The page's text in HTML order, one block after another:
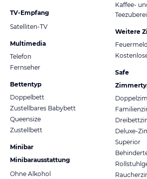
TV-Empfang
Satelliten-TV
Multimedia
Telefon
Fernseher
Bettentyp
Doppelbett
Zustellbares Babybett
Queensize
Zustellbett
Minibar
Minibarausstattung
Ohne Alkohol
Kaffee-
Weitere
Safe
Deluxe-
Superior